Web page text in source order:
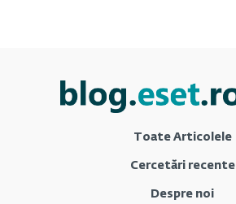
Toate Articolele
Cercetări recente
Despre noi